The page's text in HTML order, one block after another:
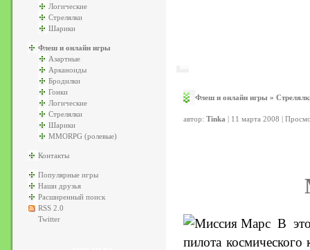
Логические
Стрелялки
Шарики
Флеш и онлайн игры
Азартные
Арканоиды
Бродилки
Гонки
Логические
Стрелялки
Шарики
MMORPG (ролевые)
Контакты
Популярные игры
Наши друзья
Расширенный поиск
RSS 2.0
Twitter
Флеш и онлайн игры »
автор: Tinka | 11 марта 2008 |
В
пилота космического